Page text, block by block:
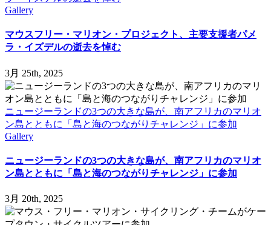
ネ
ズ
ミ
根
絶
す
る
た
ベ
イ
ト
剤
Gallery
マウスフリー・マリオン・プロジェクト、主要支援者パメ
ラ・イズデルの逝去を悼む
3月 25th, 2025
ニュージーランドの3つの大きな島が、南アフリカのマリオ
ン島とともに「島と海のつながりチャレンジ」に参加
Gallery
ニュージーランドの3つの大きな島が、南アフリカのマリオ
ン島とともに「島と海のつながりチャレンジ」に参加
3月 20th, 2025